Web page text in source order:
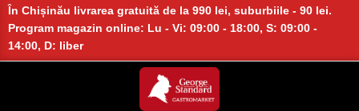
În Chișinău livrarea gratuită de la 990 lei, suburbiile - 90 lei.
Program magazin online: Lu - Vi: 09:00 - 18:00, S: 09:00 -
14:00, D: liber